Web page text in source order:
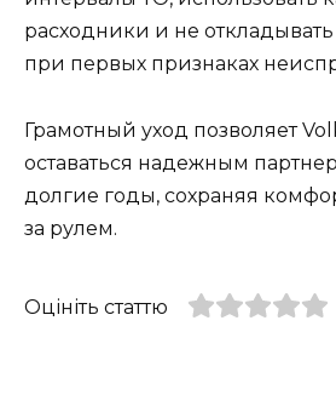
расходники и не
при первых признаках
Грамотный уход позволяет
оставаться надежным
долгие годы, сохраняя
за рулем.
Оцініть статтю